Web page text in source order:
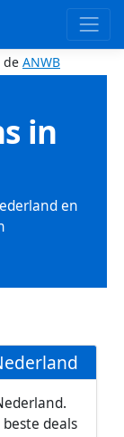
de ANWB
in
en
deals